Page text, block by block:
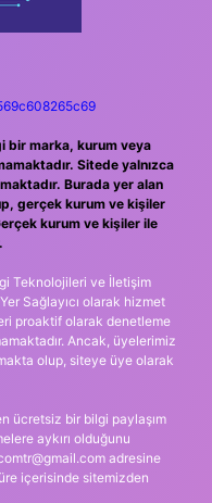
bir marka, kurum veya
Sitede yalnızca
Burada yer alan
gerçek kurum ve kişiler
kurum ve kişiler ile
Teknolojileri ve İletişim
Sağlayıcı olarak hizmet
proaktif olarak denetleme
Ancak, üyelerimiz
olup, siteye üye olarak
ücretsiz bir bilgi paylaşım
aykırı olduğunu
adresine
içerisinde sitemizden